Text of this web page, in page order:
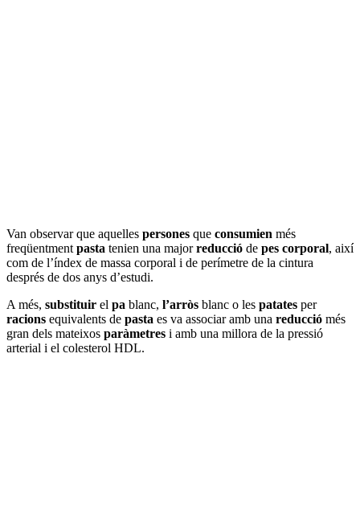
Van observar que aquelles persones que consumien més
freqüentment pasta tenien una majorreducció de pes corporal, així
com de l’índex de massa corporal i de perímetre de la cintura
després de dos anys d’estudi.
A més, substituir el pa blanc, l’arròs blanc o les patates per
racions equivalents de pasta es va associar amb una reducció més
gran dels mateixos paràmetres i amb una millora de la pressió
arterial i el colesterol HDL.